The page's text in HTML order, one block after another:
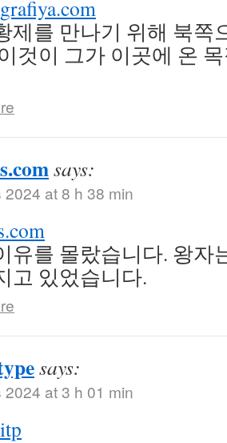
제를 만나기 위해 북쪽
것이 그가 이곳에 온
says:
2024 at 8 h 38 min
유를 몰랐습니다. 왕자
고 있었습니다.
says:
2024 at 3 h 01 min